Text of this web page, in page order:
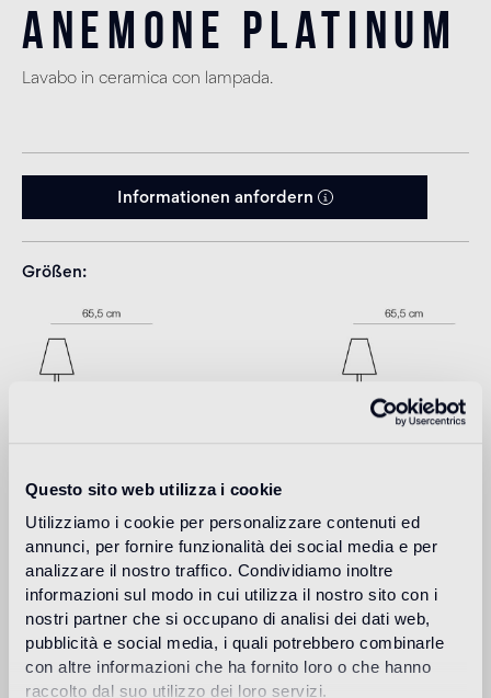
Questo sito web utilizza i cookie
Utilizziamo i cookie per personalizzare contenuti ed
annunci, per fornire funzionalità dei social media e per
analizzare il nostro traffico. Condividiamo inoltre
informazioni sul modo in cui utilizza il nostro sito con i
nostri partner che si occupano di analisi dei dati web,
pubblicità e social media, i quali potrebbero combinarle
con altre informazioni che ha fornito loro o che hanno
raccolto dal suo utilizzo dei loro servizi.
Anemone Platinum
Lavabo in ceramica con lampada.
Informationen anfordern
Größen
Download
Design
jaime hayon